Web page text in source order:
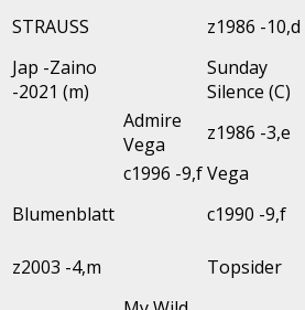
STRAUSS z1986 -10,d
Jap -Zaino
-2021 (m)
Sunday
Silence (C)
Admire
Vega
z1986 -3,e
c1996 -9,fVega
Blumenblatt
c1990 -9,f
z2003 -4,m
Topsider